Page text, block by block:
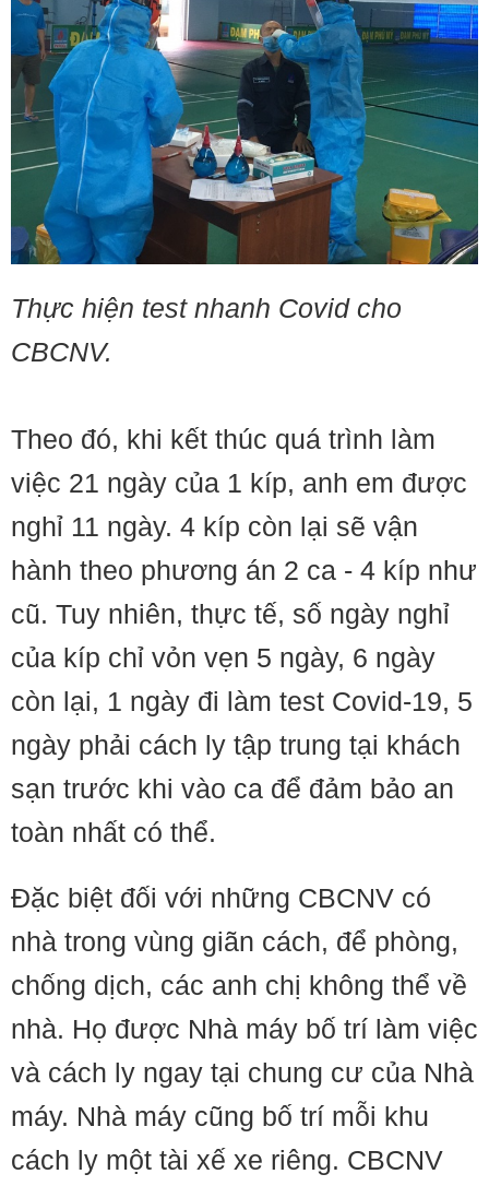
Thực hiện test nhanh Covid cho
CBCNV.
Theo đó, khi kết thúc quá trình làm
việc 21 ngày của 1 kíp, anh em được
nghỉ 11 ngày. 4 kíp còn lại sẽ vận
hành theo phương án 2 ca - 4 kíp như
cũ. Tuy nhiên, thực tế, số ngày nghỉ
của kíp chỉ vỏn vẹn 5 ngày, 6 ngày
còn lại, 1 ngày đi làm test Covid-19, 5
ngày phải cách ly tập trung tại khách
sạn trước khi vào ca để đảm bảo an
toàn nhất có thể.
Đặc biệt đối với những CBCNV có
nhà trong vùng giãn cách, để phòng,
chống dịch, các anh chị không thể về
nhà. Họ được Nhà máy bố trí làm việc
và cách ly ngay tại chung cư của Nhà
máy. Nhà máy cũng bố trí mỗi khu
cách ly một tài xế xe riêng. CBCNV